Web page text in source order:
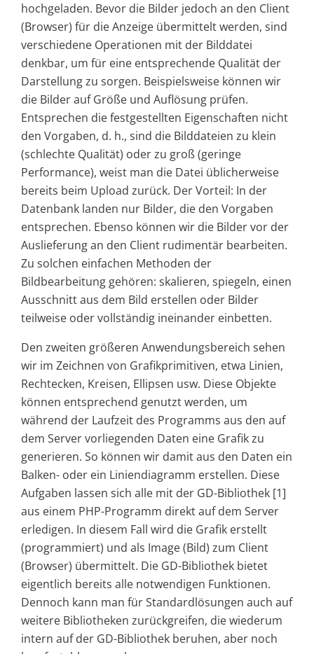
hochgeladen. Bevor die Bilder jedoch an den Client
(Browser) für die Anzeige übermittelt werden, sind
verschiedene Operationen mit der Bilddatei
denkbar, um für eine entsprechende Qualität der
Darstellung zu sorgen. Beispielsweise können wir
die Bilder auf Größe und Auflösung prüfen.
Entsprechen die festgestellten Eigenschaften nicht
den Vorgaben, d. h., sind die Bilddateien zu klein
(schlechte Qualität) oder zu groß (geringe
Performance), weist man die Datei üblicherweise
bereits beim Upload zurück. Der Vorteil: In der
Datenbank landen nur Bilder, die den Vorgaben
entsprechen. Ebenso können wir die Bilder vor der
Auslieferung an den Client rudimentär bearbeiten.
Zu solchen einfachen Methoden der
Bildbearbeitung gehören: skalieren, spiegeln, einen
Ausschnitt aus dem Bild erstellen oder Bilder
teilweise oder vollständig ineinander einbetten.
Den zweiten größeren Anwendungsbereich sehen
wir im Zeichnen von Grafikprimitiven, etwa Linien,
Rechtecken, Kreisen, Ellipsen usw. Diese Objekte
können entsprechend genutzt werden, um
während der Laufzeit des Programms aus den auf
dem Server vorliegenden Daten eine Grafik zu
generieren. So können wir damit aus den Daten ein
Balken- oder ein Liniendiagramm erstellen. Diese
Aufgaben lassen sich alle mit der GD-Bibliothek [1]
aus einem PHP-Programm direkt auf dem Server
erledigen. In diesem Fall wird die Grafik erstellt
(programmiert) und als Image (Bild) zum Client
(Browser) übermittelt. Die GD-Bibliothek bietet
eigentlich bereits alle notwendigen Funktionen.
Dennoch kann man für Standardlösungen auch auf
weitere Bibliotheken zurückgreifen, die wiederum
intern auf der GD-Bibliothek beruhen, aber noch